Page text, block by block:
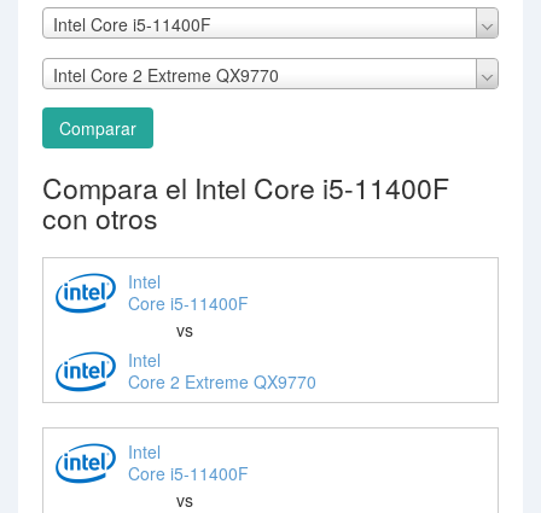
Intel Core i5-11400F
Intel Core 2 Extreme QX9770
Comparar
Compara el Intel Core i5-11400F
con otros
Intel
Core i5-11400F
vs
Intel
Core 2 Extreme QX9770
Intel
Core i5-11400F
vs